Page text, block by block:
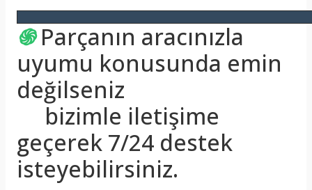
֍ Parçanın aracınızla
uyumu konusunda emin
değilseniz
bizimle iletişime
geçerek 7/24 destek
isteyebilirsiniz.